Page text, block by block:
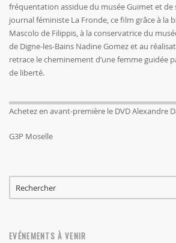
fréquentation assidue du musée Guimet et de
journal féministe La Fronde, ce film grâce à la
Mascolo de Filippis, à la conservatrice du
de Digne-les-Bains Nadine Gomez et au
retrace le cheminement d’une femme guidée
de liberté.
Achetez en avant-première le DVD Alexandre
G3P Moselle
FORMULAIRE DE RECHERCHE
EVÉNEMENTS À VENIR